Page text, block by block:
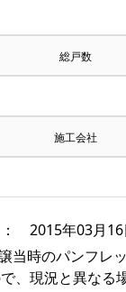
総戸数
施工会社
2015年03月16
当時のパンフレ
、現況と異なる